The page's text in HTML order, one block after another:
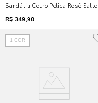
Sandália Couro Pelica Rosê
R$ 349,90
1 COR